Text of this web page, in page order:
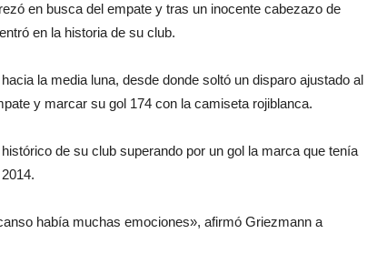
en busca del empate y tras un inocente cabezazo de
en la historia de su club.
la media luna, desde donde soltó un disparo ajustado al
y marcar su gol 174 con la camiseta rojiblanca.
de su club superando por un gol la marca que tenía
había muchas emociones», afirmó Griezmann a